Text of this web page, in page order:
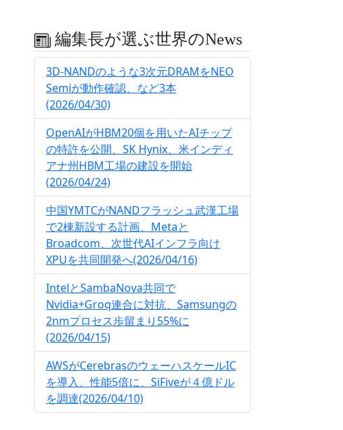
編集長が選ぶ世界のNews
3D-NANDのような3次元DRAMをNEO
Semiが動作確認、など3本
(2026/04/30)
OpenAIがHBM20個を用いたAIチップ
の特許を公開、SK Hynix、米インディ
アナ州HBM工場の建設を開始
(2026/04/24)
中国YMTCがNANDフラッシュ武漢工場
で2棟新設する計画、Metaと
Broadcom、次世代AIインフラ向け
XPUを共同開発へ(2026/04/16)
IntelとSambaNova共同で
Nvidia+Groq連合に対抗、Samsungの
2nmプロセス歩留まり55%に
(2026/04/15)
AWSがCerebrasのウェーハスケールIC
を導入、性能5倍に、SiFiveが４億ドル
を調達(2026/04/10)